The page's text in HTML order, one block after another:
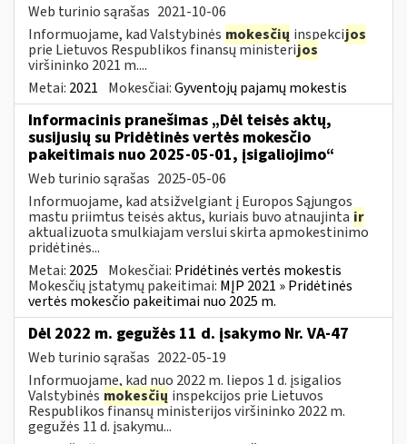
Web turinio sąrašas 2021-10-06
Informuojame, kad Valstybinės mokesčių inspekcijos
prie Lietuvos Respublikos finansų ministerijos
viršininko 2021 m....
Metai: 2021 Mokesčiai:Gyventojų pajamų mokestis
Informacinis pranešimas „Dėl teisės aktų,
susijusių su Pridėtinės vertės mokesčio
pakeitimais nuo 2025-05-01, įsigaliojimo“
Web turinio sąrašas 2025-05-06
Informuojame, kad atsižvelgiant į Europos Sąjungos
mastu priimtus teisės aktus, kuriais buvo atnaujinta ir
aktualizuota smulkiajam verslui skirta apmokestinimo
pridėtinės...
Metai: 2025 Mokesčiai: Pridėtinės vertės mokestis
Mokesčių įstatymų pakeitimai: MĮP 2021 » Pridėtinės
vertės mokesčio pakeitimai nuo 2025 m.
Dėl 2022 m. gegužės 11 d. įsakymo Nr. VA-47
Web turinio sąrašas 2022-05-19
Informuojame, kad nuo 2022 m. liepos 1 d. įsigalios
Valstybinės mokesčių inspekcijos prie Lietuvos
Respublikos finansų ministerijos viršininko 2022 m.
gegužės 11 d. įsakymu...